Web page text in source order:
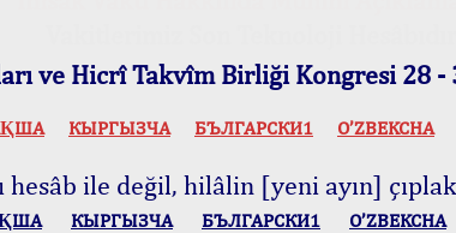
ve Hicrî Takvîm Birliği Kongresi 28 -
КЫPГЫЗЧA БЪЛГАРСКИ1 O’ZBEKCHA
ile değil, hilâlin [yeni ayın]
КЫPГЫЗЧA БЪЛГАРСКИ1 O’ZBEKCHA